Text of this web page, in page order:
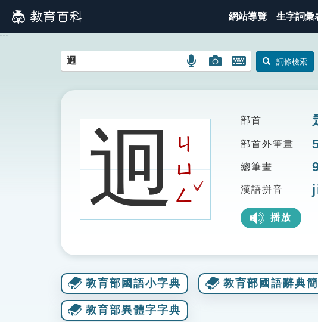
到
主
::: 網站導覽 生字詞彙
:::
語
搜
圖
圖
搜
開
鍵
圖
詞條檢索
迥ㄐ
ㄩ
ㄥ
ˇ
部首
部首外筆畫
總筆畫
漢語拼音
播放
教育部國語小字典 教育部國語辭典
教育部異體字字典